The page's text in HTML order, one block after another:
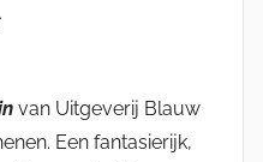
van Uitgeverij Blauw
Een fantasierijk,